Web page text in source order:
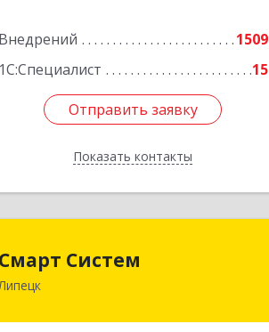
Внедрений
1509
1С:Специалист
15
Отправить заявку
Показать контакты
Подробнее
Отправить заявку
Назад
Смарт Систем
Липецк398059, Липецкая обл, Липецк г,